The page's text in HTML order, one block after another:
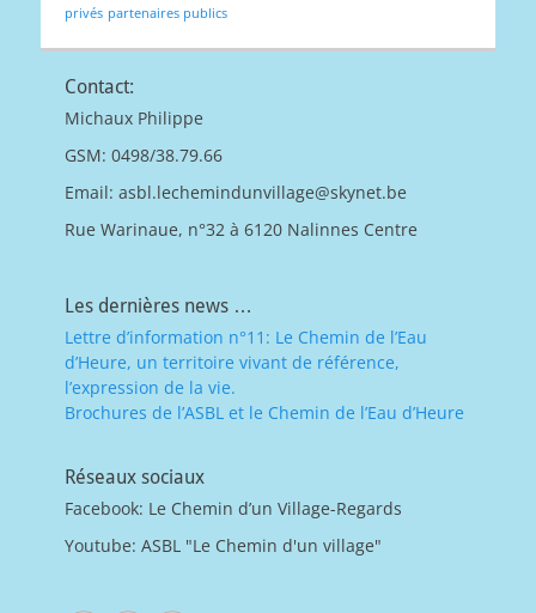
privés partenaires publics
Contact:
Michaux Philippe
GSM: 0498/38.79.66
Email: asbl.lechemindunvillage@skynet.be
Rue Warinaue, n°32 à 6120 Nalinnes Centre
Les dernières news …
Lettre d’information n°11: Le Chemin de l’Eau
d’Heure, un territoire vivant de référence,
l’expression de la vie.
Brochures de l’ASBL et le Chemin de l’Eau d’Heure
Réseaux sociaux
Facebook: Le Chemin d’un Village-Regards
Youtube: ASBL "Le Chemin d'un village"